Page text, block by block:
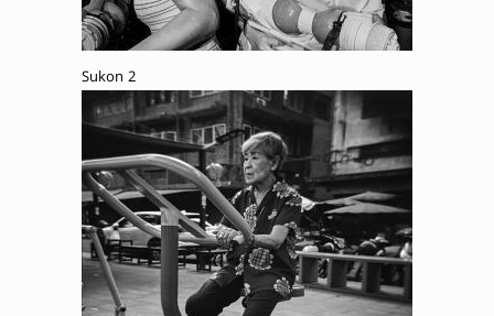
Sukon 2